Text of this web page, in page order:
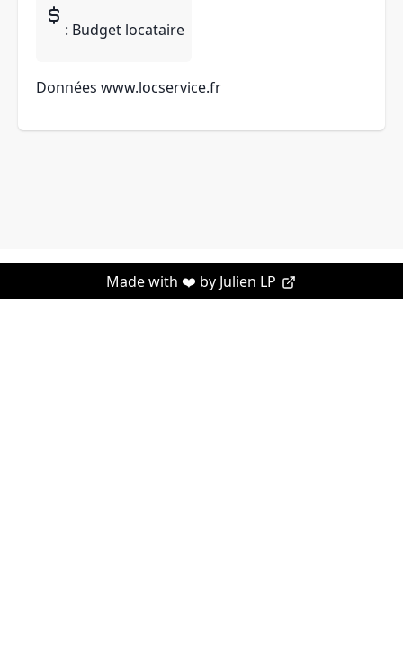
: Budget locataire
Données www.locservice.fr
Made with ❤️ by Julien LP